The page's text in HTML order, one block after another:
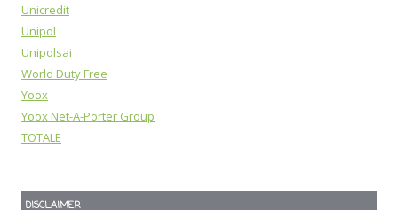
Unicredit
Unipol
Unipolsai
World Duty Free
Yoox
Yoox Net-A-Porter Group
TOTALE
DISCLAIMER